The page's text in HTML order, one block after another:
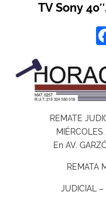
TV Sony
REMATE
En AV.
REMATA
JUDICIAL –